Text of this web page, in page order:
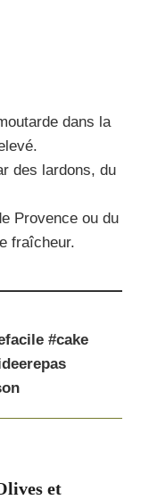
dans la
des lardons, du
Provence ou du
fraîcheur.
#cake
et